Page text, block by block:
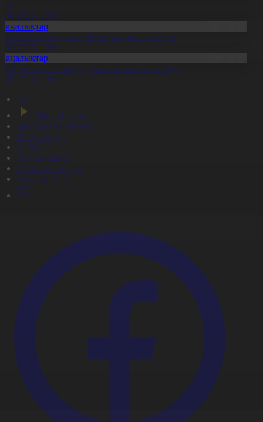
20:05
сайлауына дайындық пысықталды
20:02
да тамыз айында да аптап ыстық болады
20:00
Басты
Тікелей эфир
Бағдарлама кестесі
Жаңалықтар
Жобалар
Телехикаялар
Мультсериалдар
Видеоархив